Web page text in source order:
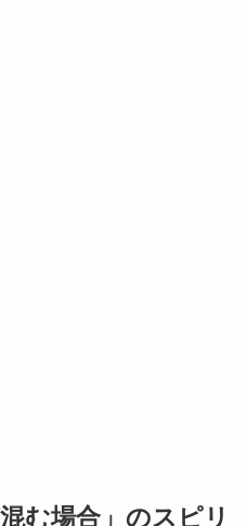
む場合」のスピリ